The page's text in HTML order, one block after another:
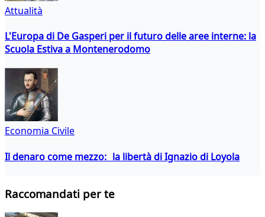
Attualità
L'Europa di De Gasperi per il futuro delle aree interne: la
Scuola Estiva a Montenerodomo
Economia Civile
Il denaro come mezzo: la libertà di Ignazio di Loyola
Raccomandati per te